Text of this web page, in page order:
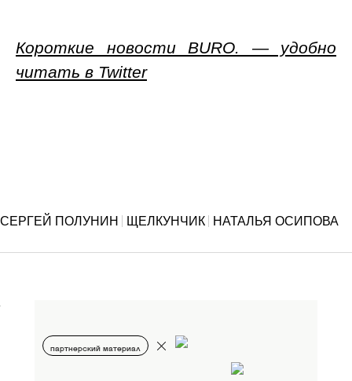
Короткие новости BURO. — удобно
читать в Twitter
СЕРГЕЙ ПОЛУНИН ЩЕЛКУНЧИК НАТАЛЬЯ ОСИПОВА
партнерский материал